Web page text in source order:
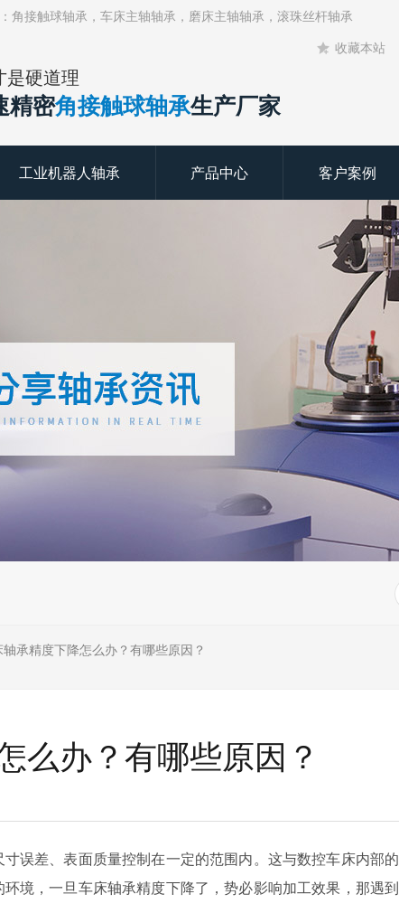
角接触球轴承，车床主轴轴承，磨床主轴轴承，滚珠丝杆轴承
收藏本站
是硬道理
精密角接触球轴承生产厂家
工业机器人轴承 产品中心 客户案例
承精度下降怎么办？有哪些原因？
么办？有哪些原因？
误差、表面质量控制在一定的范围内。这与数控车床内部的
环境，一旦车床轴承精度下降了，势必影响加工效果，那遇到